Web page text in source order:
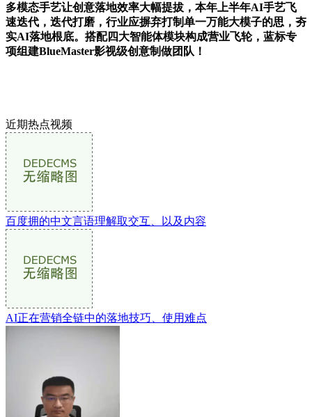
多模态手艺让创意落地效率大幅提拔，本年上半年AI手艺飞
速迭代，迭代打磨，行业应摒弃打制单一万能大模子的思，夯
实AI落地根底。搭配四大智能体模块构成营业飞轮，蓝标专
项组建BlueMaster影视级创意制做团队！
近期热点视频
百度拥的中文言语理解取交互、以及内容
AI正在营销全链中的落地技巧、使用难点